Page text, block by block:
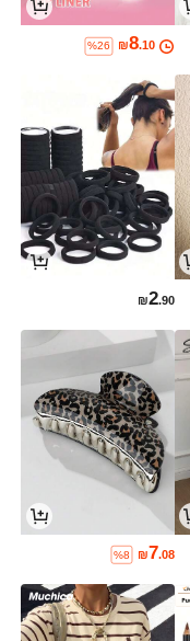
₪8.10
%26
₪2.90
₪7.08
%8